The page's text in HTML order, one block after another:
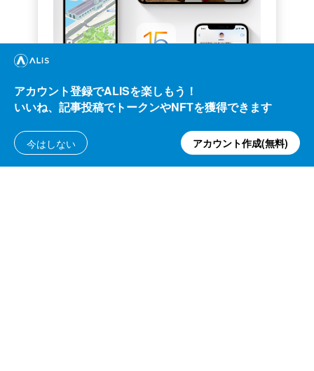
テクノロジー
IMAKARA
2021/09/23
393.67
7.20
アカウント登録でALISを楽しもう！
いいね、記事投稿でトークンやNFTを獲得できます
今はしない アカウント作成(無料)